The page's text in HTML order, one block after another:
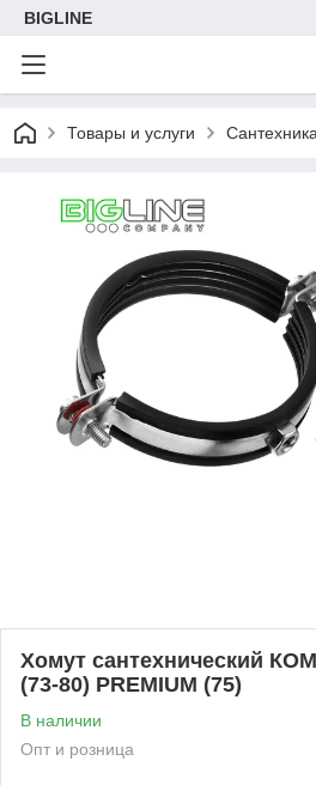
BIGLINE
Товары и услуги Сантехника
Хомут сантехнический
(73-80) PREMIUM (75)
В наличии
Опт и розница